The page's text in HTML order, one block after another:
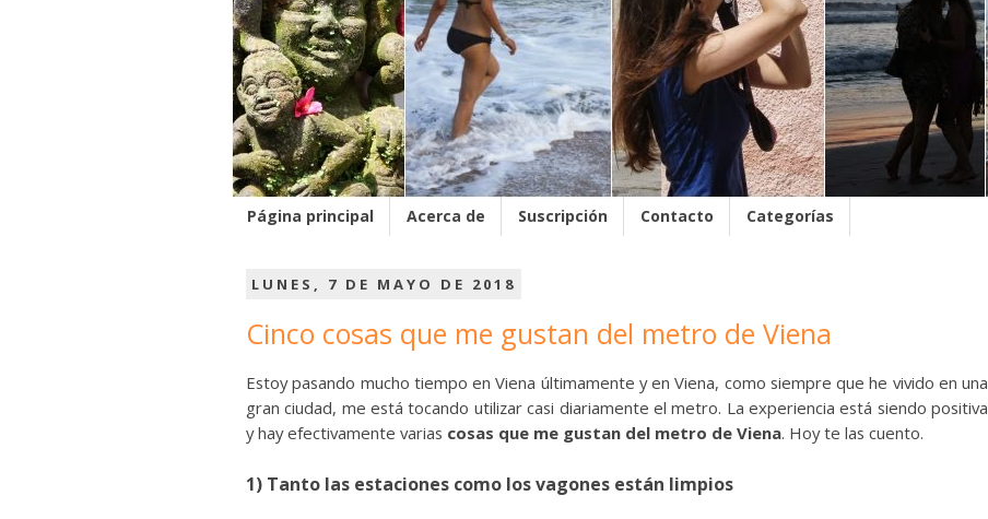
Página principal Acerca de Suscripción Contacto Categorías
LUNES, 7 DE MAYO DE 2018
Cinco cosas que me gustan del metro de Viena
Estoy pasando mucho tiempo en Viena últimamente y en Viena, como siempre que he vivido en una
gran ciudad, me está tocando utilizar casi diariamente el metro. La experiencia está siendo positiva
y hay efectivamente varias cosas que me gustan del metro de Viena. Hoy te las cuento.
1) Tanto las estaciones como los vagones están limpios